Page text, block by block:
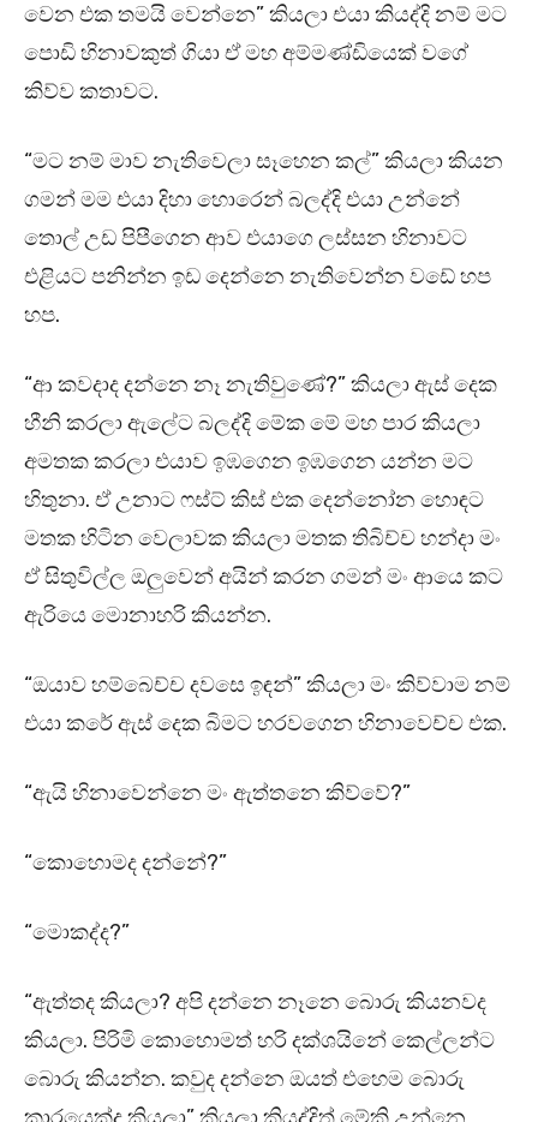
වෙන එක තමයි වෙන්නෙ” කියලා එයා කියද්දි නම් මට
පොඩි හිනාවකුත් ගියා ඒ මහ අම්මණ්ඩියෙක් වගේ
කිව්ව කතාවට.
“මට නම් මාව නැතිවෙලා සෑහෙන කල්” කියලා කියන
ගමන් මම එයා දිහා හොරෙන් බලද්දි එයා උන්නේ
තොල් උඩ පිපීගෙන ආව එයාගෙ ලස්සන හිනාවට
එළියට පනින්න ඉඩ දෙන්නෙ නැතිවෙන්න වඩේ හප
හප.
“ආ කවදාද දන්නෙ නෑ නැතිවුණේ?” කියලා ඇස් දෙක
හීනි කරලා ඇලේට බලද්දි මේක මේ මහ පාර කියලා
අමතක කරලා එයාව ඉඹගෙන ඉඹගෙන යන්න මට
හිතුනා. ඒ උනාට ෆස්ට් කිස් එක දෙන්නෝන හොඳට
මතක හිටින වෙලාවක කියලා මතක තිබිච්ච හන්දා මං
ඒ සිතුවිල්ල ඔලුවෙන් අයින් කරන ගමන් මං ආයෙ කට
ඇරියෙ මොනාහරි කියන්න.
“ඔයාව හම්බෙච්ච දවසෙ ඉඳන්” කියලා මං කිව්වාම නම්
එයා කරේ ඇස් දෙක බිමට හරවගෙන හිනාවෙච්ච එක.
“ඇයි හිනාවෙන්නෙ මං ඇත්තනෙ කිව්වේ?”
“කොහොමද දන්නේ?”
“මොකද්ද?”
“ඇත්තද කියලා? අපි දන්නෙ නෑනෙ බොරු කියනවද
කියලා. පිරිමි කොහොමත් හරි දක්ශයිනේ කෙල්ලන්ට
බොරු කියන්න. කවුද දන්නෙ ඔයත් එහෙම බොරු